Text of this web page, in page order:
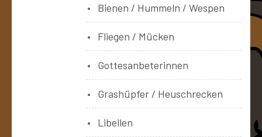
Bienen / Hummeln / Wespen
Fliegen / Mücken
Gottesanbeterinnen
Grashüpfer / Heuschrecken
Libellen